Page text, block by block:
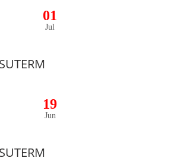
01
Jul
19
Jun